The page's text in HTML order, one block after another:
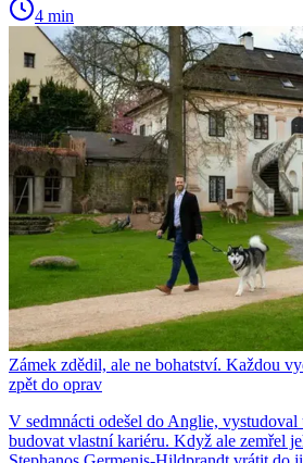
4 min
Zámek zdědil, ale ne bohatství. Každou
zpět do oprav
V sedmnácti odešel do Anglie, vystudoval
budovat vlastní kariéru. Když ale zemřel